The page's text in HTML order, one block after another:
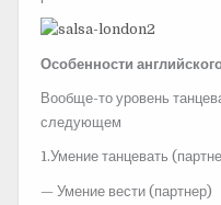
Особенности
Вообще-то уровень
следующем
1.Умение танцевать
— Умение вести (партнер)